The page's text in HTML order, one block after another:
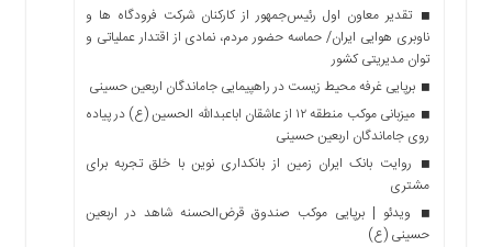
تقدیر معاون اول رئیس‌جمهور از کارکنان شرکت فرودگاه ها و
ناوبری هوایی ایران/ حماسه حضور مردم، نمادی از اقتدار عملیاتی و
توان مدیریتی کشور
برپایی غرفه محیط زیست در راهپیمایی جاماندگان اربعین حسینی
میزبانی موکب منطقه ۱۲ از عاشقان اباعبدالله الحسین (ع) در پیاده
روی جاماندگان اربعین حسینی
روایت بانک ایران زمین از بانکداری نوین با خلق تجربه برای
مشتری
ویدئو | برپایی موکب صندوق قرض‌الحسنه شاهد در اربعین
حسینی (ع)